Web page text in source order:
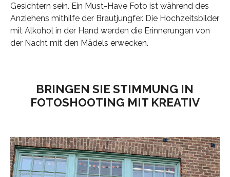
Gesichtern sein. Ein Must-Have Foto ist während des
Anziehens mithilfe der Brautjungfer. Die Hochzeitsbilder
mit Alkohol in der Hand werden die Erinnerungen von
der Nacht mit den Mädels erwecken.
BRINGEN SIE STIMMUNG IN
FOTOSHOOTING MIT KREATIV